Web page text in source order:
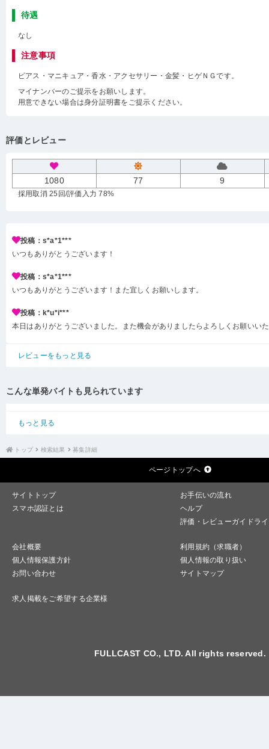
待遇
なし
注意事項
ピアス・マニキュア・香水・アクセサリー・金髪・ヒゲＮＧです。
マイナンバーのご提示をお願いします。
用意できない場合は身分証明書をご提示ください。
評価とレビュー
1080 77 9
採用取消 25回/評価入力 78%
投稿：s*a*1***
いつもありがとうございます！
投稿：s*a*1***
いつもありがとうございます！また宜しくお願いします。
投稿：k*u*i***
本日はありがとうございました。また機会がありましたらよろしくお願いい
レビューをもっと見る
こんな単発バイトも見られています
もっと見る
トップ 検索結果 募集詳細
ページトップへ
サイトトップ
お手伝いの流れ
スマホ認証とは
ヘルプ
評価・レビューガイドラ
会社概要
利用規約（求職者）
個人情報保護方針
個人情報の取り扱い
お問い合わせ
サイトマップ
求人掲載をご希望する企業様
FULLCAST CO., LTD. All rights reserved.